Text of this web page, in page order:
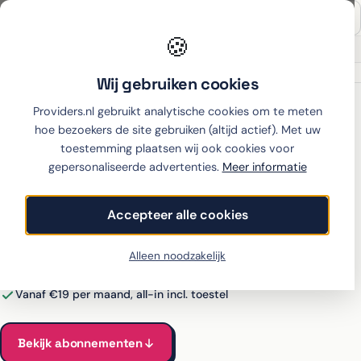
🍪
Wij gebruiken cookies
Providers.nl gebruikt analytische cookies om te meten
hoe bezoekers de site gebruiken (altijd actief). Met uw
toestemming plaatsen wij ook cookies voor
gepersonaliseerde advertenties. Meer informatie
Accepteer alle cookies
Alleen noodzakelijk
Thuiswinkel partner
Galaxy A36 ›hollandsnieuwe
Samsung Galaxy A36 met
abonnement bij
hollandsnieuwe
Alle hollandsnieuwe-abonnementen voor de Galaxy A36
Vanaf €19 per maand, all-in incl. toestel
Bekijk abonnementen